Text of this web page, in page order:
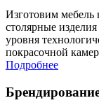
Изготовим
столярные
уровня
покрасочной
Подробнее